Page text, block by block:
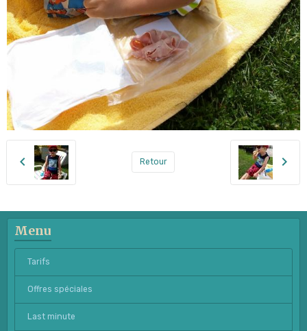
Retour
Menu
Tarifs
Offres spéciales
Last minute